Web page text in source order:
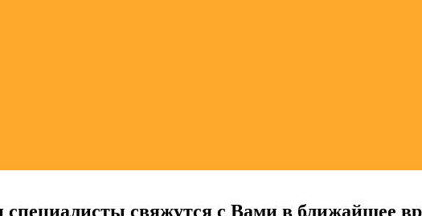
свяжутся с Вами в ближайшее